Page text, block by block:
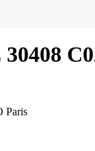
Paris